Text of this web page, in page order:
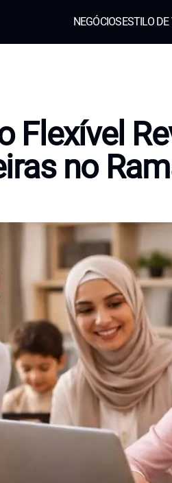
NEGÓCIOSESTILO DE
Flexível
no